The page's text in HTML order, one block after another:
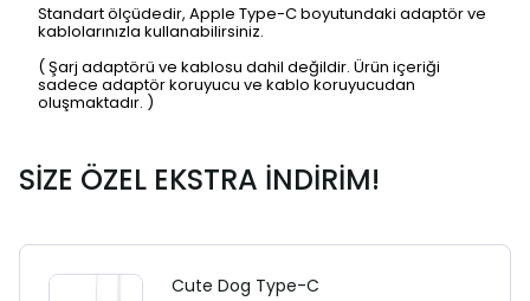
Standart ölçüdedir, Apple Type-C boyutundaki adaptör ve
kablolarınızla kullanabilirsiniz.
( Şarj adaptörü ve kablosu dahil değildir. Ürün içeriği
sadece adaptör koruyucu ve kablo koruyucudan
oluşmaktadır. )
SİZE ÖZEL EKSTRA İNDİRİM!
Cute Dog Type-C